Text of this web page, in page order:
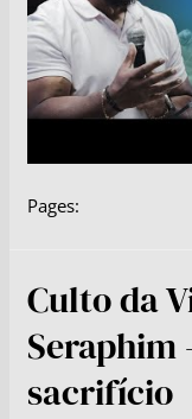
Pages:
Culto da
Seraphim
sacrifício